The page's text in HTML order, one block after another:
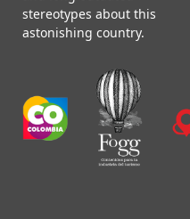
stereotypes about this
astonishing country.